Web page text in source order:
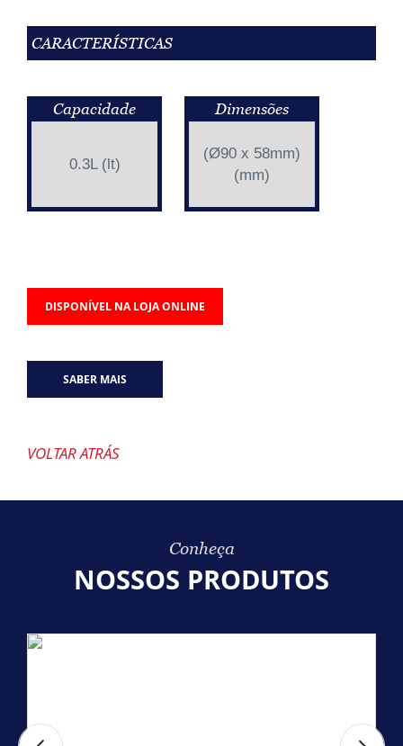
CARACTERÍSTICAS
Capacidade
0.3L (lt)
Dimensões
(Ø90 x 58mm)
(mm)
DISPONÍVEL NA LOJA ONLINE
SABER MAIS
VOLTAR ATRÁS
Conheça
NOSSOS PRODUTOS